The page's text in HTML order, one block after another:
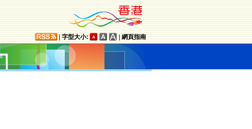
字型大小: 網頁指南